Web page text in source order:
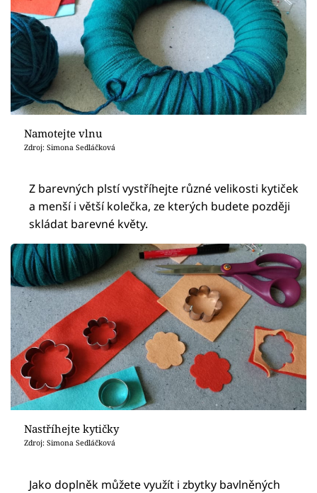
Namotejte vlnu
Zdroj: Simona Sedláčková
Z barevných plstí vystříhejte různé velikosti kytiček
a menší i větší kolečka, ze kterých budete později
skládat barevné květy.
Nastříhejte kytičky
Zdroj: Simona Sedláčková
Jako doplněk můžete využít i zbytky bavlněných